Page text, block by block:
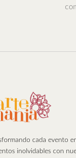
cada evento
inolvidables con